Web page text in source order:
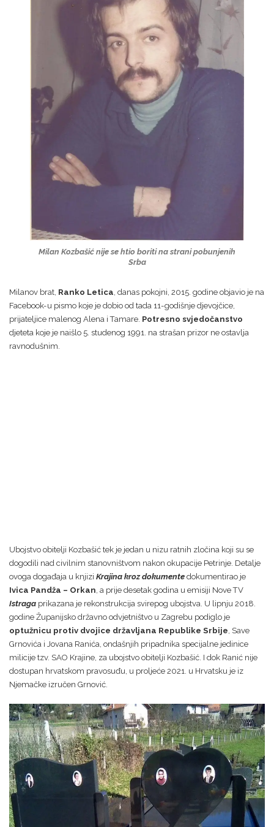
Milan Kozbašić nije se htio boriti na strani pobunjenih
Srba
Milanov brat, Ranko Letica , danas pokojni, 2015. godine objavio je na
Facebook-u pismo koje je dobio od tada 11-godišnje djevojčice,
prijateljice malenog Alena i Tamare. Potresno svjedočanstvo
djeteta koje je naišlo 5. studenog 1991. na strašan prizor ne ostavlja
ravnodušnim.
Ubojstvo obitelji Kozbašić tek je jedan u nizu ratnih zločina koji su se
dogodili nad civilnim stanovništvom nakon okupacije Petrinje. Detalje
ovoga događaja u knjizi Krajina kroz dokumente dokumentirao je
Ivica Pandža – Orkan , a prije desetak godina u emisiji Nove TV
Istraga prikazana je rekonstrukcija svirepog ubojstva. U lipnju 2018.
godine Županijsko državno odvjetništvo u Zagrebu podiglo je
optužnicu protiv dvojice državljana Republike Srbije , Save
Grnovića i Jovana Ranića, ondašnjih pripadnika specijalne jedinice
milicije tzv. SAO Krajine, za ubojstvo obitelji Kozbašić. I dok Ranić nije
dostupan hrvatskom pravosuđu, u proljeće 2021. u Hrvatsku je iz
Njemačke izručen Grnović.